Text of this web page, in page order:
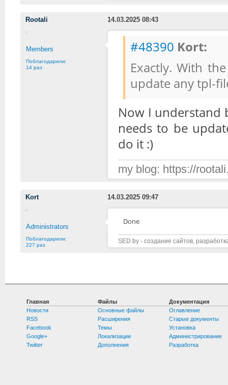
Rootali 14.03.2025 08:43
Members
Поблагодарили:
14 раз
#48390 Kort:
Exactly. With
update any tpl-
Now I understand
needs to be
do it :)
my blog: https://
Kort 14.03.2025 09:47
Administrators
Поблагодарили:
227 раз
Done
SED.by - создание сайтов,
Главная
Новости
RSS
Facebook
Google+
Twitter
Файлы
Основные файлы
Расширения
Темы
Локализации
Дополнения
Документация
Оглавление
Старые документы
Установка
Администрирование
Разработка